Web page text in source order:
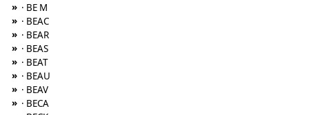
» · BE M
» · BEAC
» · BEAR
» · BEAS
» · BEAT
» · BEAU
» · BEAV
» · BECA